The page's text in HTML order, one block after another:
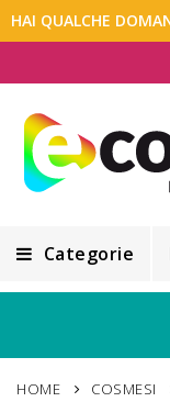
HAI QUALCHE
Categorie
Alimentazione
HOME COSMESI